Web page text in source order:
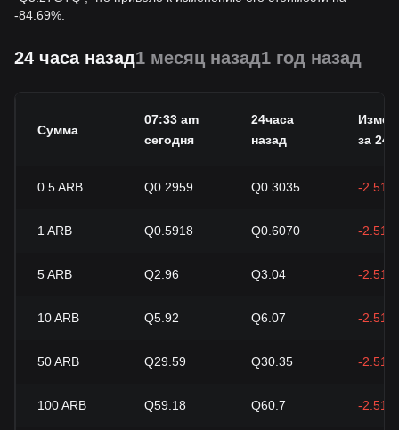
-84.69%.
24 часа назад1 месяц назад1 год назад
Сумма
07:33 am
сегодня
24часа
назад
за 24
0.5ARB Q0.2959 Q0.3035 -2.51%
1 ARB Q0.5918 Q0.6070 -2.51%
5ARB Q2.96 Q3.04 -2.51%
10ARB Q5.92 Q6.07 -2.51%
50ARB Q29.59 Q30.35 -2.51%
100ARB Q59.18 Q60.7 -2.51%